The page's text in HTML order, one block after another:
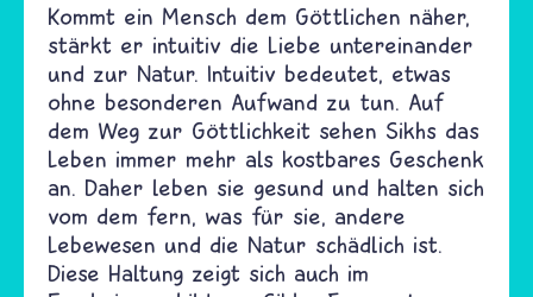
Kommt ein Mensch dem Göttlichen näher,
stärkt er intuitiv die Liebe untereinander
und zur Natur. Intuitiv bedeutet, etwas
ohne besonderen Aufwand zu tun. Auf
dem Weg zur Göttlichkeit sehen Sikhs das
Leben immer mehr als kostbares Geschenk
an. Daher leben sie gesund und halten sich
vom dem fern, was für sie, andere
Lebewesen und die Natur schädlich ist.
Diese Haltung zeigt sich auch im